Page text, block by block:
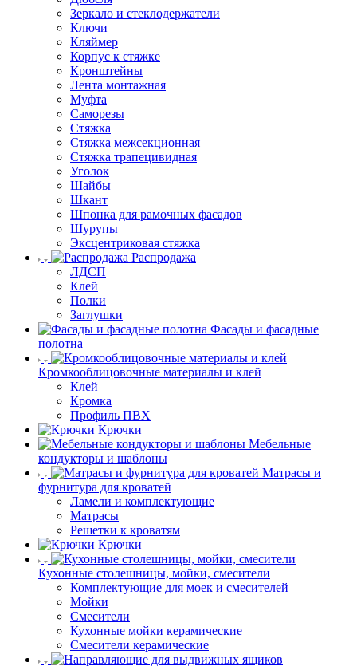
Зеркало и стеклодержатели
Ключи
Кляймер
Корпус к стяжке
Кронштейны
Лента монтажная
Муфта
Саморезы
Стяжка
Стяжка межсекционная
Стяжка трапецивидная
Уголок
Шайбы
Шкант
Шпонка для рамочных фасадов
Шурупы
Эксцентриковая стяжка
Распродажа
ЛДСП
Клей
Полки
Заглушки
Фасады и фасадные
полотна
Кромкооблицовочные материалы и клей
Клей
Кромка
Профиль ПВХ
Крючки
Мебельные
кондукторы и шаблоны
Матрасы и
фурнитура для кроватей
Ламели и комплектующие
Матрасы
Решетки к кроватям
Крючки
Кухонные столешницы, мойки, смесители
Комплектующие для моек и смесителей
Мойки
Смесители
Кухонные мойки керамические
Смесители керамические